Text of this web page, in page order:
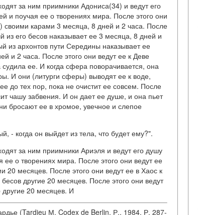
за ним приимники Адониса(34) и ведут его
и поучая ее о творениях мира. После этого они
своими карами 3 месяца, 8 дней и 2 часа. После
его бесов наказывает ее 3 месяца, 8 дней и
из архонтов пути Середины наказывает ее
и 2 часа. После этого они ведут ее к Деве
ее. И когда сфера поворачивается, она
И они (литурги сферы) выводят ее к воде,
до тех пор, пока не очистит ее совсем. После
чашу забвения. И он дает ее душе, и она пьет
бросают ее в хромое, увечное и слепое
- когда он выйдет из тела, что будет ему?".
за ним приимники Ариэля и ведут его душу
о творениях мира. После этого они ведут ее
месяцев. После этого они ведут ее в Хаос к
другие 20 месяцев. После этого они ведут
20 месяцев. И
(Tardieu М. Codex de Berlin. Р., 1984. Р. 287-